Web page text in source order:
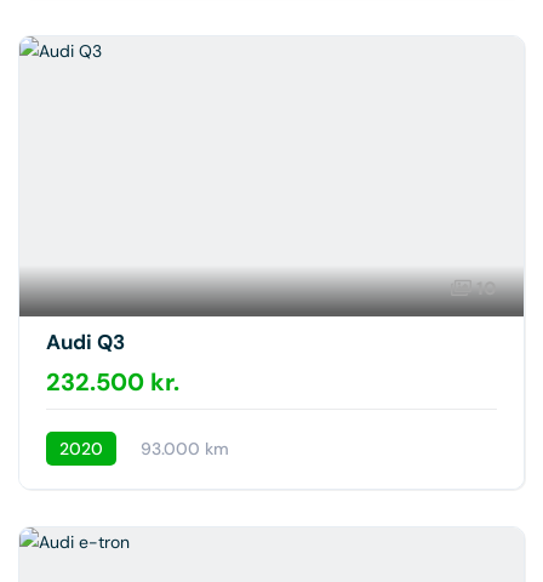
10
Audi Q3
232.500 kr.
2020 93.000 km